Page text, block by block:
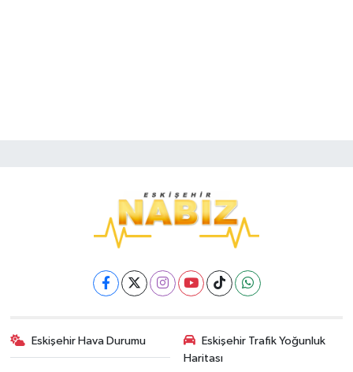
Eskişehir Hava Durumu
Eskişehir Trafik Yoğunluk
Haritası